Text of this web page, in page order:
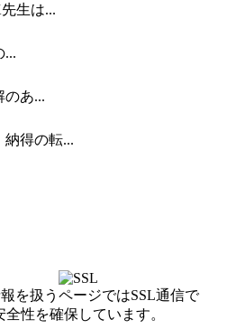
生は...
...
のあ...
得の転...
を扱うページではSSL通信で
全性を確保しています。